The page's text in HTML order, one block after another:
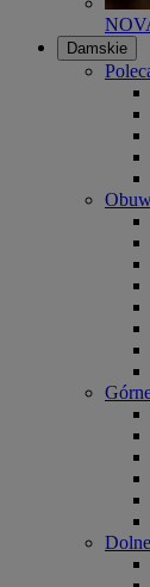
Damskie